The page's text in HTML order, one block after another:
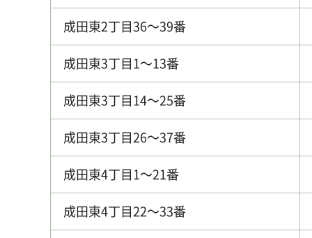
成田東2丁目36～39番
成田東3丁目1～13番
成田東3丁目14～25番
成田東3丁目26～37番
成田東4丁目1～21番
成田東4丁目22～33番